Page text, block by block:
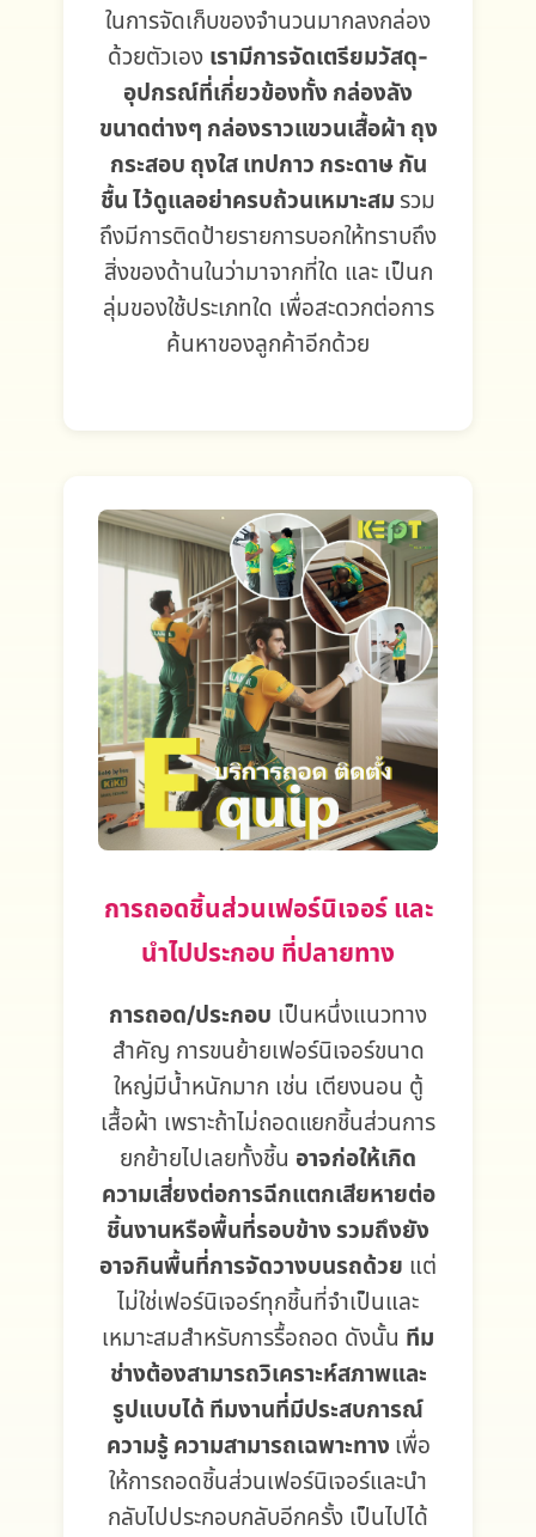
ในการจัดเก็บของจำนวนมากลงกล่อง
ด้วยตัวเอง เรามีการจัดเตรียมวัสดุ-
อุปกรณ์ที่เกี่ยวข้องทั้ง กล่องลัง
ขนาดต่างๆ กล่องราวแขวนเสื้อผ้า ถุง
กระสอบ ถุงใส เทปกาว กระดาษ กัน
ชื้น ไว้ดูแลอย่าครบถ้วนเหมาะสม รวม
ถึงมีการติดป้ายรายการบอกให้ทราบถึง
สิ่งของด้านในว่ามาจากที่ใด และ เป็นก
ลุ่มของใช้ประเภทใด เพื่อสะดวกต่อการ
ค้นหาของลูกค้าอีกด้วย
การถอดชิ้นส่วนเฟอร์นิเจอร์ และ
นำไปประกอบ ที่ปลายทาง
การถอด/ประกอบ เป็นหนึ่งแนวทาง
สำคัญ การขนย้ายเฟอร์นิเจอร์ขนาด
ใหญ่มีน้ำหนักมาก เช่น เตียงนอน ตู้
เสื้อผ้า เพราะถ้าไม่ถอดแยกชิ้นส่วนการ
ยกย้ายไปเลยทั้งชิ้น อาจก่อให้เกิด
ความเสี่ยงต่อการฉีกแตกเสียหายต่อ
ชิ้นงานหรือพื้นที่รอบข้าง รวมถึงยัง
อาจกินพื้นที่การจัดวางบนรถด้วย แต่
ไม่ใช่เฟอร์นิเจอร์ทุกชิ้นที่จำเป็นและ
เหมาะสมสำหรับการรื้อถอด ดังนั้น ทีม
ช่างต้องสามารถวิเคราะห์สภาพและ
รูปแบบได้ ทีมงานที่มีประสบการณ์
ความรู้ ความสามารถเฉพาะทาง เพื่อ
ให้การถอดชิ้นส่วนเฟอร์นิเจอร์และนำ
กลับไปประกอบกลับอีกครั้ง เป็นไปได้